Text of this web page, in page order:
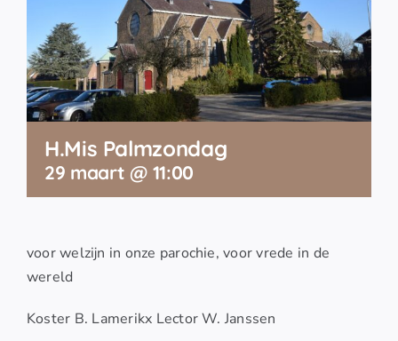
H.Mis Palmzondag
29 maart @ 11:00
voor welzijn in onze parochie, voor vrede in de
wereld
Koster B. Lamerikx Lector W. Janssen